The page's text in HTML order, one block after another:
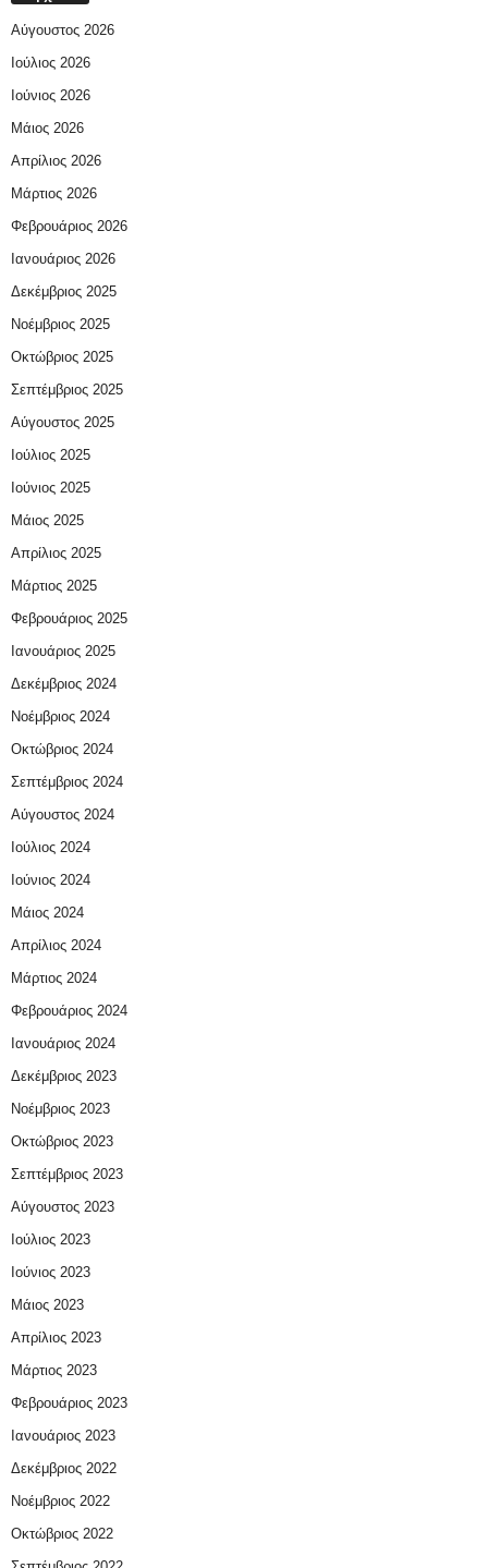
Αύγουστος 2026
Ιούλιος 2026
Ιούνιος 2026
Μάιος 2026
Απρίλιος 2026
Μάρτιος 2026
Φεβρουάριος 2026
Ιανουάριος 2026
Δεκέμβριος 2025
Νοέμβριος 2025
Οκτώβριος 2025
Σεπτέμβριος 2025
Αύγουστος 2025
Ιούλιος 2025
Ιούνιος 2025
Μάιος 2025
Απρίλιος 2025
Μάρτιος 2025
Φεβρουάριος 2025
Ιανουάριος 2025
Δεκέμβριος 2024
Νοέμβριος 2024
Οκτώβριος 2024
Σεπτέμβριος 2024
Αύγουστος 2024
Ιούλιος 2024
Ιούνιος 2024
Μάιος 2024
Απρίλιος 2024
Μάρτιος 2024
Φεβρουάριος 2024
Ιανουάριος 2024
Δεκέμβριος 2023
Νοέμβριος 2023
Οκτώβριος 2023
Σεπτέμβριος 2023
Αύγουστος 2023
Ιούλιος 2023
Ιούνιος 2023
Μάιος 2023
Απρίλιος 2023
Μάρτιος 2023
Φεβρουάριος 2023
Ιανουάριος 2023
Δεκέμβριος 2022
Νοέμβριος 2022
Οκτώβριος 2022